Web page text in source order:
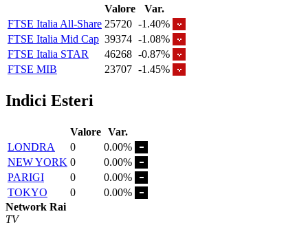
Valore
Var.
FTSE Italia All-Share 25720 -1.40%
FTSE Italia Mid Cap 39374 -1.08%
FTSE Italia STAR
46268 -0.87%
FTSE MIB
23707 -1.45%
Indici Esteri
Valore Var.
LONDRA
0
0.00%
NEW YORK 0
0.00%
PARIGI
0
0.00%
TOKYO
0
0.00%
Network Rai
TV